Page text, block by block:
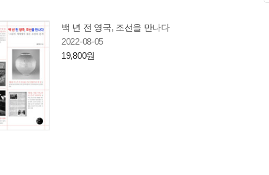
백 년 전 영국, 조선을 만나다
2022-08-05
19,800원